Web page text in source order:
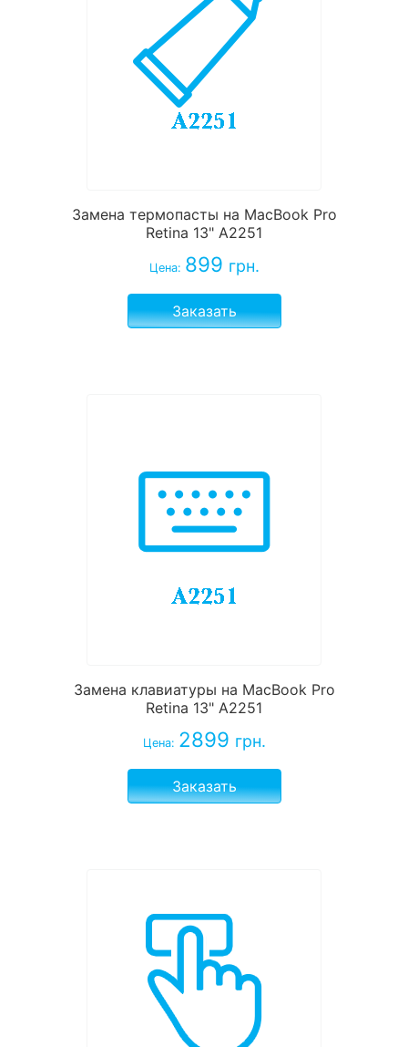
Замена термопасты на MacBook Pro
Retina 13" A2251
Цена: 899 грн.
Заказать
Замена клавиатуры на MacBook Pro
Retina 13" A2251
Цена: 2899 грн.
Заказать